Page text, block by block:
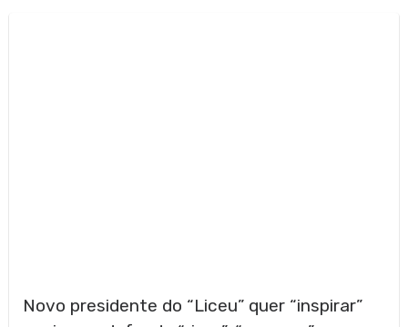
Novo presidente do “Liceu” quer “inspirar”